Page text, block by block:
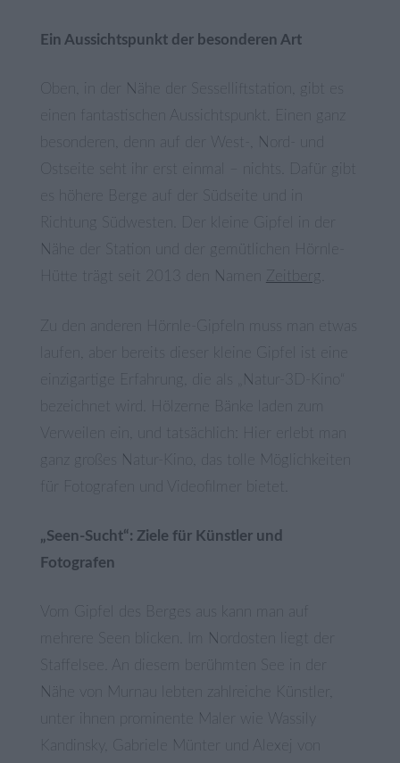
Ein Aussichtspunkt der besonderen Art
Oben, in der Nähe der Sesselliftstation, gibt es
einen fantastischen Aussichtspunkt. Einen ganz
besonderen, denn auf der West-, Nord- und
Ostseite seht ihr erst einmal – nichts. Dafür gibt
es höhere Berge auf der Südseite und in
Richtung Südwesten. Der kleine Gipfel in der
Nähe der Station und der gemütlichen Hörnle-
Hütte trägt seit 2013 den Namen Zeitberg
Zu den anderen Hörnle-Gipfeln muss man etwas
einzigartige Erfahrung, die als „Natur-3D-Kino“
bezeichnet wird. Hölzerne Bänke laden zum
Verweilen ein, und tatsächlich: Hier erlebt man
ganz großes Natur-Kino, das tolle Möglichkeiten
für Fotografen und Videofilmer bietet.
„Seen-Sucht“: Ziele für Künstler und
Fotografen
Vom Gipfel des Berges aus kann man auf
mehrere Seen blicken. Im Nordosten liegt der
Staffelsee. An diesem berühmten See in der
Nähe von Murnau lebten zahlreiche Künstler,
unter ihnen prominente Maler wie Wassily
Kandinsky, Gabriele Münter und Alexej von